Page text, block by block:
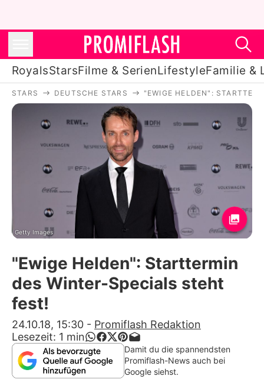
RoyalsStarsFilme & SerienLifestyleFamilie &
Royals
Stars
Filme & Serien
Lifestyle
Familie & Liebe
Promiflash Exklusiv
Alle Themen auf Promiflash
Jobs
App runterladen
Team
Redaktionelle Richtlinien
STARS DEUTSCHE STARS "EWIGE HELDEN":
Getty Images
"Ewige Helden": Starttermin
des Winter-Specials steht
fest!
24.10.18, 15:30 - Promiflash Redaktion
Lesezeit: 1 min
Damit du die spannendsten
Promiflash-News auch bei
Google siehst.